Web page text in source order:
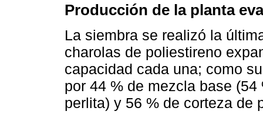
Producción de la planta
La siembra se realizó la
charolas de poliestireno
capacidad cada una; como
por 44 % de mezcla base
perlita) y 56 % de corteza de